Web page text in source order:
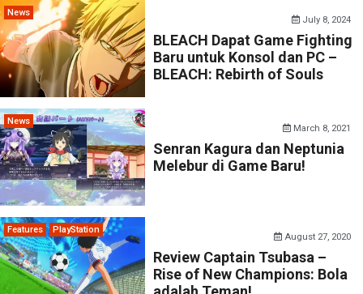
News
July 8, 2024
BLEACH Dapat Game Fighting
Baru untuk Konsol dan PC –
BLEACH: Rebirth of Souls
News
March 8, 2021
Senran Kagura dan Neptunia
Melebur di Game Baru!
Features PlayStation
August 27, 2020
Review Captain Tsubasa –
Rise of New Champions: Bola